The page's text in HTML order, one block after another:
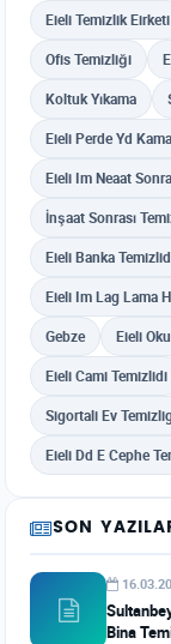
Eieli Temizlik Eirketi
Ofis Temizliği
Koltuk Yıkama
Eieli Perde Yd Kama
Eieli Im Neaat
İnşaat Sonrası
Eieli Banka
Eieli Im Lag Lama
Gebze Eieli
Eieli Cami Temizlidi
Sigortali Ev
Eieli Dd E Cephe
SON
Bina